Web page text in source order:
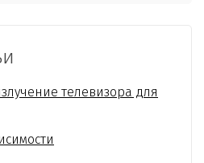
телевизора для